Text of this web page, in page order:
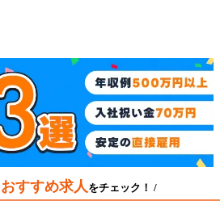
おすすめ求人 をチェック！ /